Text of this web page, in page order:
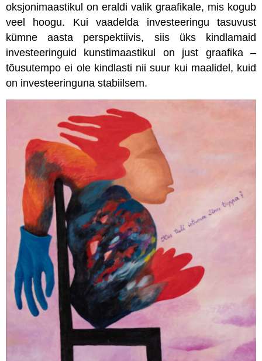
oksjonimaastikul on eraldi valik graafikale, mis kogub
veel hoogu. Kui vaadelda investeeringu tasuvust
kümne aasta perspektiivis, siis üks kindlamaid
investeeringuid kunstimaastikul on just graafika –
tõusutempo ei ole kindlasti nii suur kui maalidel, kuid
on investeeringuna stabiilsem.